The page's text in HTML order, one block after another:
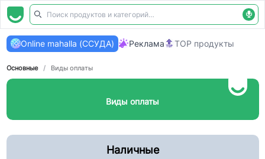
Online mahalla (ССУДА) Реклама TOP продукты
Основные / Виды оплаты
Виды оплаты
Наличные